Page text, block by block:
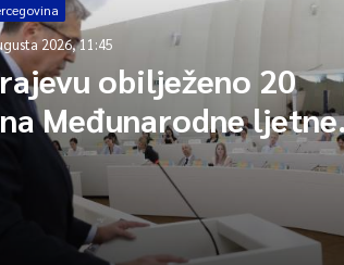
2026, 11:45
obilježeno 20
Međunarodne ljetne
– Fokus na izazovima
pravde